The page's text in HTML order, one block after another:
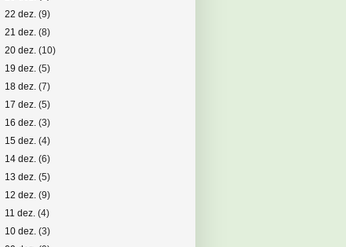
22 dez. (9)
21 dez. (8)
20 dez. (10)
19 dez. (5)
18 dez. (7)
17 dez. (5)
16 dez. (3)
15 dez. (4)
14 dez. (6)
13 dez. (5)
12 dez. (9)
11 dez. (4)
10 dez. (3)